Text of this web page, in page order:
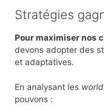
Stratégies
Pour maximiser nos
devons adopter des
et adaptatives.
En analysant les
pouvons :